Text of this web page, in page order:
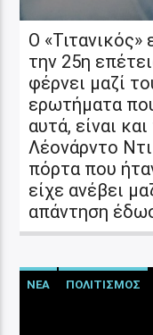
Ο
την 25η
φέρνει μαζί
ερωτήματα
αυτά, είναι
Λέονάρντο
πόρτα που
είχε ανέβει
απάντηση
ΝΕΑ ΠΟΛΙΤΙΣΜΟΣ